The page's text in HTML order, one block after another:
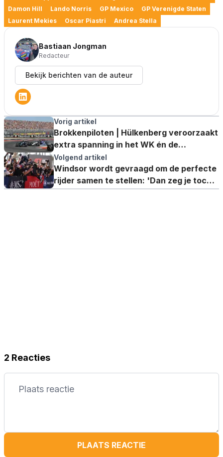
Damon Hill
Lando Norris GP Mexico
GP Verenigde Staten
Laurent Mekies
Oscar Piastri Andrea Stella
Bastiaan Jongman
Redacteur
Bekijk berichten van de auteur
Vorig artikel
Brokkenpiloten | Hülkenberg veroorzaakt
extra spanning in het WK én de
financiële afdeling van McLaren
Volgend artikel
Windsor wordt gevraagd om de perfecte
rijder samen te stellen: 'Dan zeg je toch
gewoon Verstappen?'
2 Reacties
PLAATS REACTIE